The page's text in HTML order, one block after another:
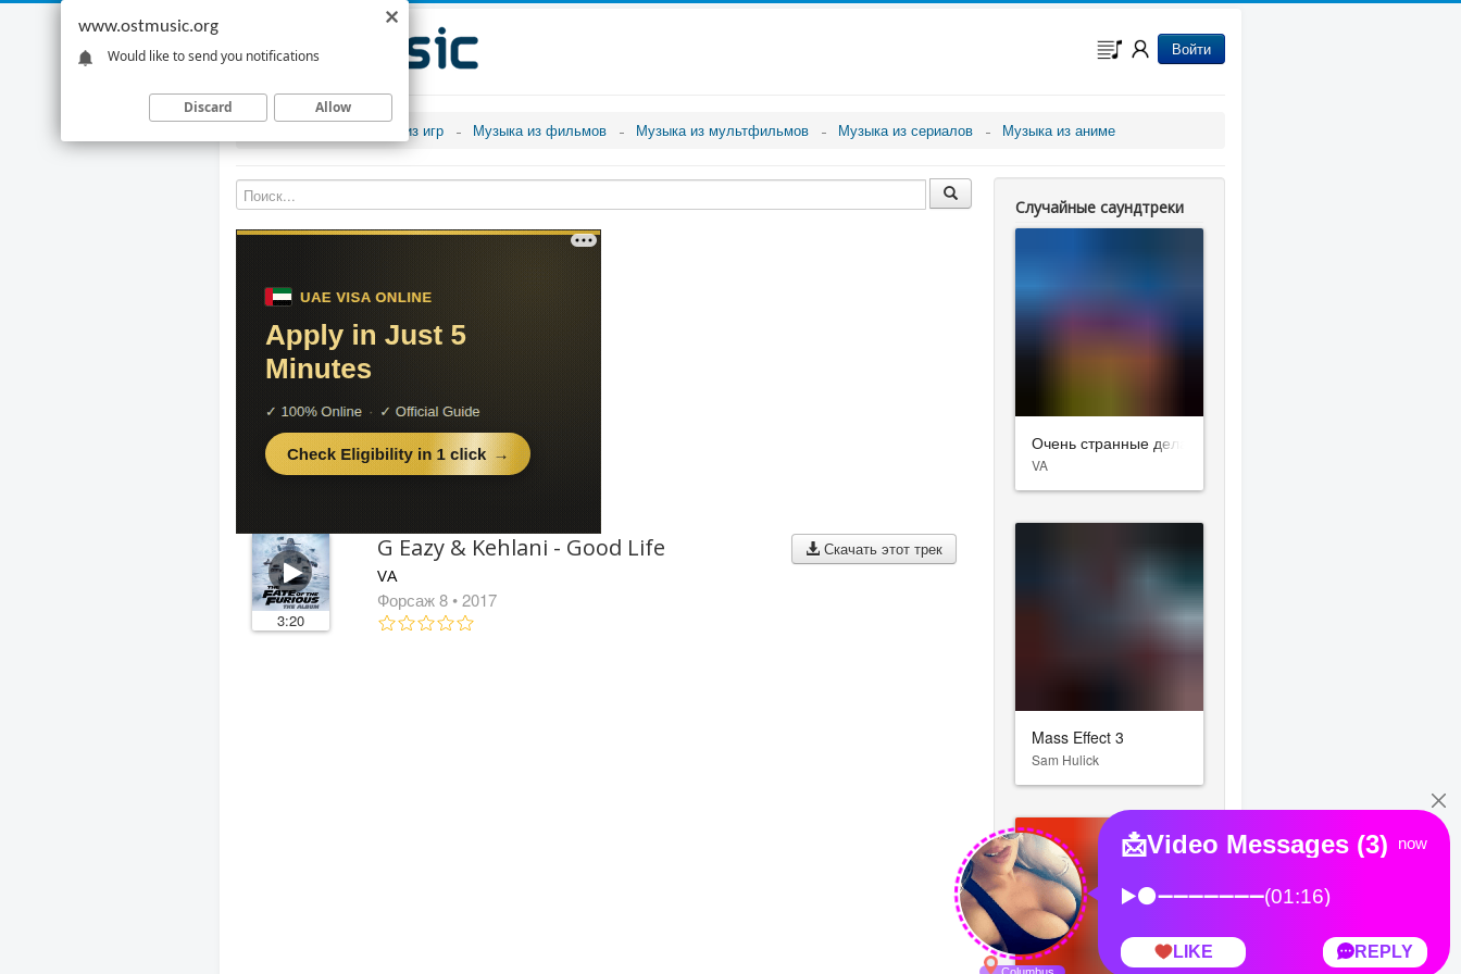
Войти
Музыка из игр Музыка из фильмов Музыка из мультфильмов Музыка из сериалов Музыка из аниме
3:20
Скачать этот трек
G Eazy & Kehlani - Good Life
VA
Форсаж 8 • 2017
Случайные саундтреки
Очень странные дела: Истории из 85-го
VA
Mass Effect 3
Sam Hulick
www.ostmusic.org
Would like to send you notifications
Discard Allow